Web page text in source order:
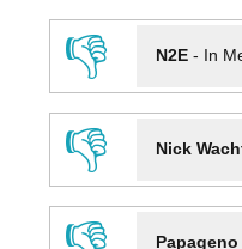
👎
N2E- In
👎
Nick
Papageno